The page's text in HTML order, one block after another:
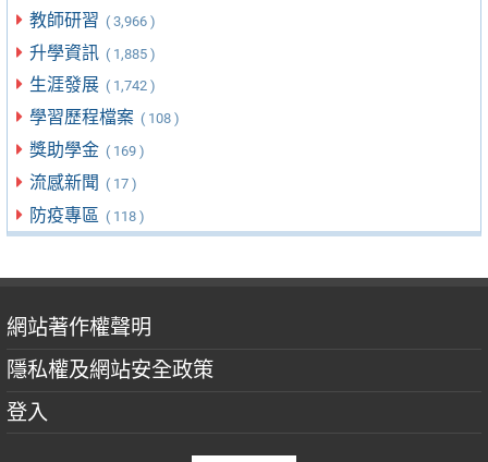
教師研習 ( 3,966 )
升學資訊 ( 1,885 )
生涯發展 ( 1,742 )
學習歷程檔案 ( 108 )
獎助學金 ( 169 )
流感新聞 ( 17 )
防疫專區 ( 118 )
網站著作權聲明
隱私權及網站安全政策
登入